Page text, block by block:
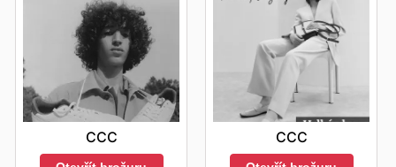
CCC CCC